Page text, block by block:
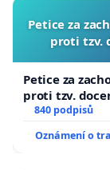
Petice za
proti tzv.
Petice za
proti tzv.
840 podpisů
Oznámení o